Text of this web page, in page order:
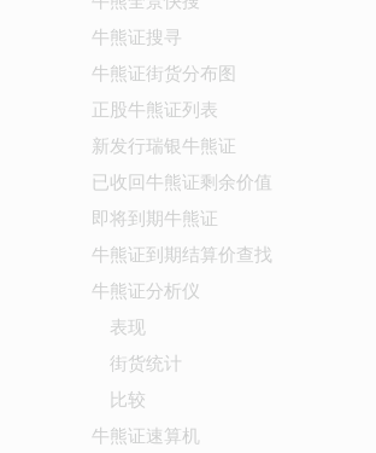
牛熊证搜寻
牛熊证街货分布图
正股牛熊证列表
新发行瑞银牛熊证
已收回牛熊证剩余价值
即将到期牛熊证
牛熊证到期结算价查找
牛熊证分析仪
表现
街货统计
比较
牛熊证速算机